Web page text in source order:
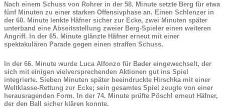
Nach einem Schuss von Rohrer in der 58. Minute setzte Berg für etwa
fünf Minuten zu einer starken Offensivphase an. Einen Schlenzer in
der 60. Minute lenkte Häfner sicher zur Ecke, zwei Minuten später
unterband eine Abseitsstellung zweier Berg-Spieler einen weiteren
Angriff. In der 65. Minute glänzte Häfner erneut mit einer
spektakulären Parade gegen einen straffen Schuss.
In der 66. Minute wurde Luca Alfonzo für Bader eingewechselt, der
sich mit einigen vielversprechenden Aktionen gut ins Spiel
integrierte. Sieben Minuten später beeindruckte Hirschka mit einer
Weltklasse-Rettung zur Ecke; sein gesamtes Spiel zeugte von einer
herausragenden Form. In der 74. Minute prüfte Pöschl erneut Häfner,
der den Ball sicher klären konnte.